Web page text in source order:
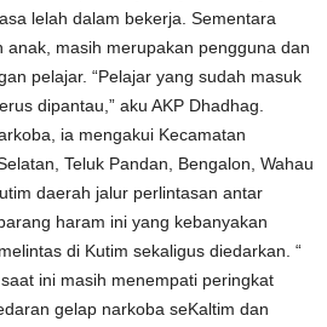
lelah dalam bekerja. Sementara
anak, masih merupakan pengguna dan
pelajar. “Pelajar yang sudah masuk
dipantau,” aku AKP Dhadhag.
ia mengakui Kecamatan
Teluk Pandan, Bengalon, Wahau
daerah jalur perlintasan antar
haram ini yang kebanyakan
di Kutim sekaligus diedarkan. “
ini masih menempati peringkat
gelap narkoba seKaltim dan